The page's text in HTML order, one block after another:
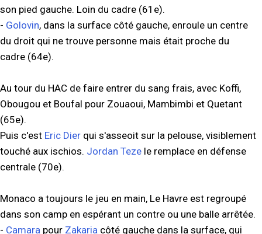
son pied gauche. Loin du cadre (61e).
- Golovin, dans la surface côté gauche, enroule un centre
du droit qui ne trouve personne mais était proche du
cadre (64e).
Au tour du HAC de faire entrer du sang frais, avec Koffi,
Obougou et Boufal pour Zouaoui, Mambimbi et Quetant
(65e).
Puis c'est Eric Dier qui s'asseoit sur la pelouse, visiblement
touché aux ischios. Jordan Teze le remplace en défense
centrale (70e).
Monaco a toujours le jeu en main, Le Havre est regroupé
dans son camp en espérant un contre ou une balle arrêtée.
- Camara pour Zakaria côté gauche dans la surface, qui